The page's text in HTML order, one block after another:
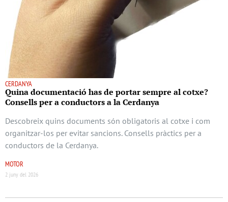
CERDANYA
Quina documentació has de portar sempre al cotxe?
Consells per a conductors a la Cerdanya
Descobreix quins documents són obligatoris al cotxe i com
organitzar-los per evitar sancions. Consells pràctics per a
conductors de la Cerdanya.
MOTOR
2 juny del 2026